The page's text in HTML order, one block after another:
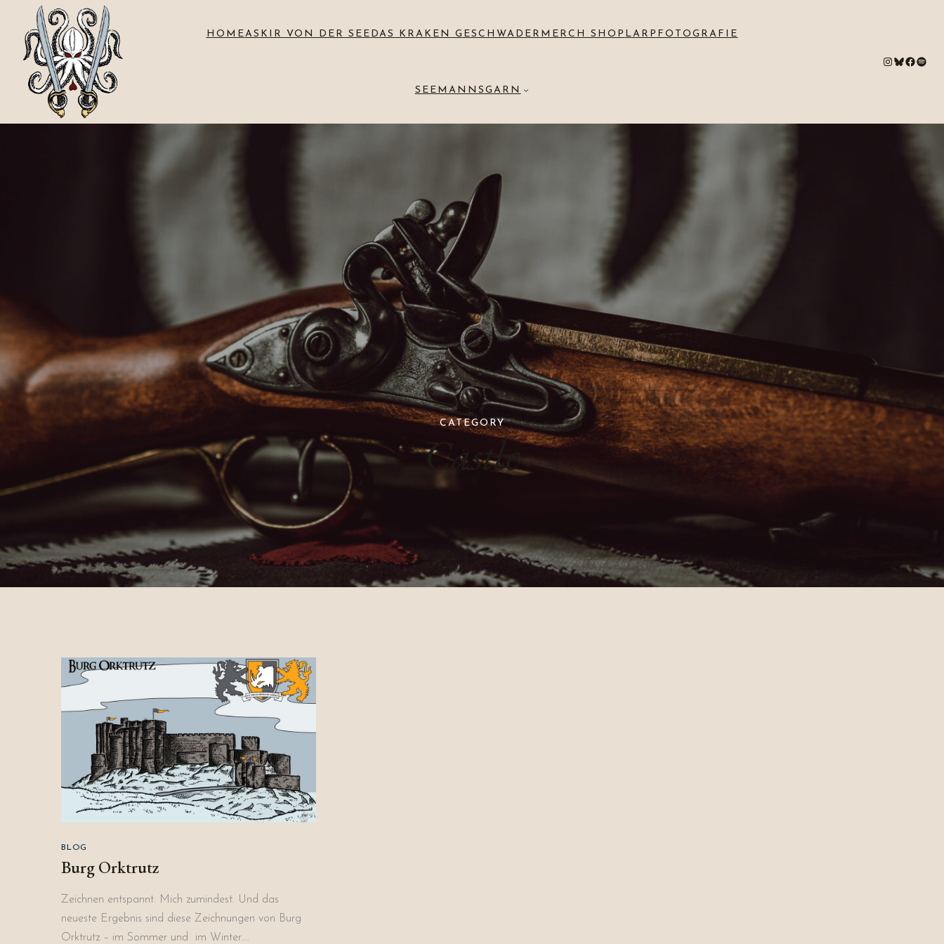
HOMEASKIR VON DER SEE DAS KRAKEN GESCHWADER MERCH SHOP LARPFOTOGRAFIE
SEEMANNSGARN
# Bluesky # Spotify
CATEGORY
Castle
BLOG
Burg Orktrutz
Zeichnen entspannt. Mich zumindest. Und das
neueste Ergebnis sind diese Zeichnungen von Burg
Orktrutz – im Sommer und im Winter….